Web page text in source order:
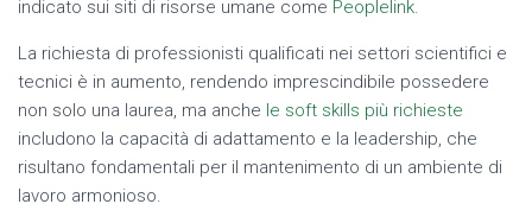
indicato sui siti di risorse umane come Peoplelink.
La richiesta di professionisti qualificati nei settori scientifici e
tecnici è in aumento, rendendo imprescindibile possedere
non solo una laurea, ma anche le soft skills più richieste
includono la capacità di adattamento e la leadership, che
risultano fondamentali per il mantenimento di un ambiente di
lavoro armonioso.